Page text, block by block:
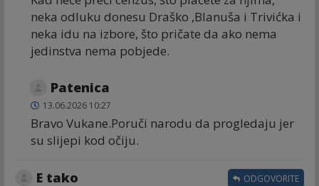
neka odluku donesu Draško ,Blanuša i Trivićka i
neka idu na izbore, što pričate da ako nema
jedinstva nema pobjede.
Patenica
13.06.2026 10:27
Bravo Vukane.Poruči narodu da progledaju jer
su slijepi kod očiju.
E tako ODGOVORITE